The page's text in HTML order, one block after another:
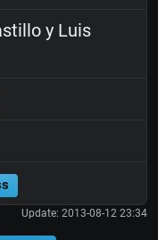
y Luis
Update: 2013-08-12 23:34